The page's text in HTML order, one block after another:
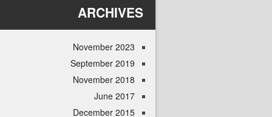
ARCHIVES
November 2023
September 2019
November 2018
June 2017
December 2015